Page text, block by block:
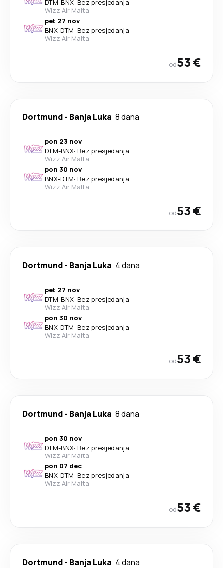
DTM-BNX· Bez presjedanja
Wizz Air Malta
pet 27 nov
BNX-DTM· Bez presjedanja
Wizz Air Malta
od53 €
Dortmund- Banja Luka 8 dana
pon 23 nov
DTM-BNX· Bez presjedanja
Wizz Air Malta
pon 30 nov
BNX-DTM· Bez presjedanja
Wizz Air Malta
od53 €
Dortmund- Banja Luka 4 dana
pet 27 nov
DTM-BNX· Bez presjedanja
Wizz Air Malta
pon 30 nov
BNX-DTM· Bez presjedanja
Wizz Air Malta
od53 €
Dortmund- Banja Luka 8 dana
pon 30 nov
DTM-BNX· Bez presjedanja
Wizz Air Malta
pon 07 dec
BNX-DTM· Bez presjedanja
Wizz Air Malta
od53 €
Dortmund- Banja Luka 4 dana